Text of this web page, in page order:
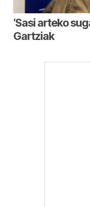
‘Sasi arteko
Gartziak